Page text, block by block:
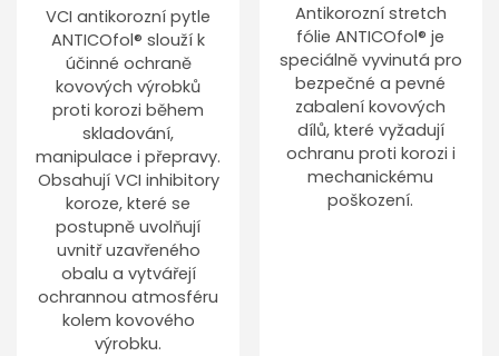
VCI antikorozní pytle
ANTICOfol® slouží k
účinné ochraně
kovových výrobků
proti korozi během
skladování,
manipulace i přepravy.
Obsahují VCI inhibitory
koroze, které se
postupně uvolňují
uvnitř uzavřeného
obalu a vytvářejí
ochrannou atmosféru
kolem kovového
výrobku.
Antikorozní stretch
fólie ANTICOfol® je
speciálně vyvinutá pro
bezpečné a pevné
zabalení kovových
dílů, které vyžadují
ochranu proti korozi i
mechanickému
poškození.